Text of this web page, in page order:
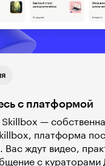
с платформой
—
платформа
Вас ждут видео,
с кураторами